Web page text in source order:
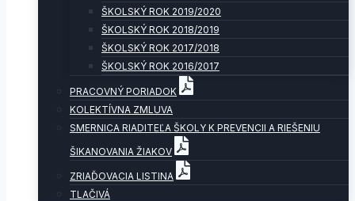
ŠKOLSKÝ ROK 2019/2020
ŠKOLSKÝ ROK 2018/2019
ŠKOLSKÝ ROK 2017/2018
ŠKOLSKÝ ROK 2016/2017
PRACOVNÝ PORIADOK
KOLEKTÍVNA ZMLUVA
SMERNICA RIADITEĽA ŠKOLY K PREVENCII A RIEŠENIU
ŠIKANOVANIA ŽIAKOV
ZRIAĎOVACIA LISTINA
TLAČIVÁ